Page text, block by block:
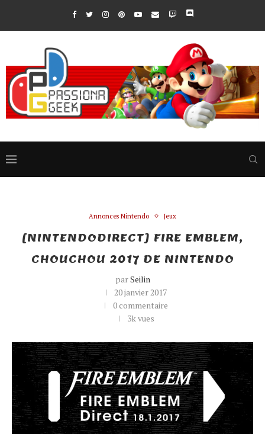
Annonces Nintendo Jeux
[NINTENDODIRECT] FIRE EMBLEM,
CHOUCHOU 2017 DE NINTENDO
parSeilin
20 janvier 2017
0 commentaire
3kvues